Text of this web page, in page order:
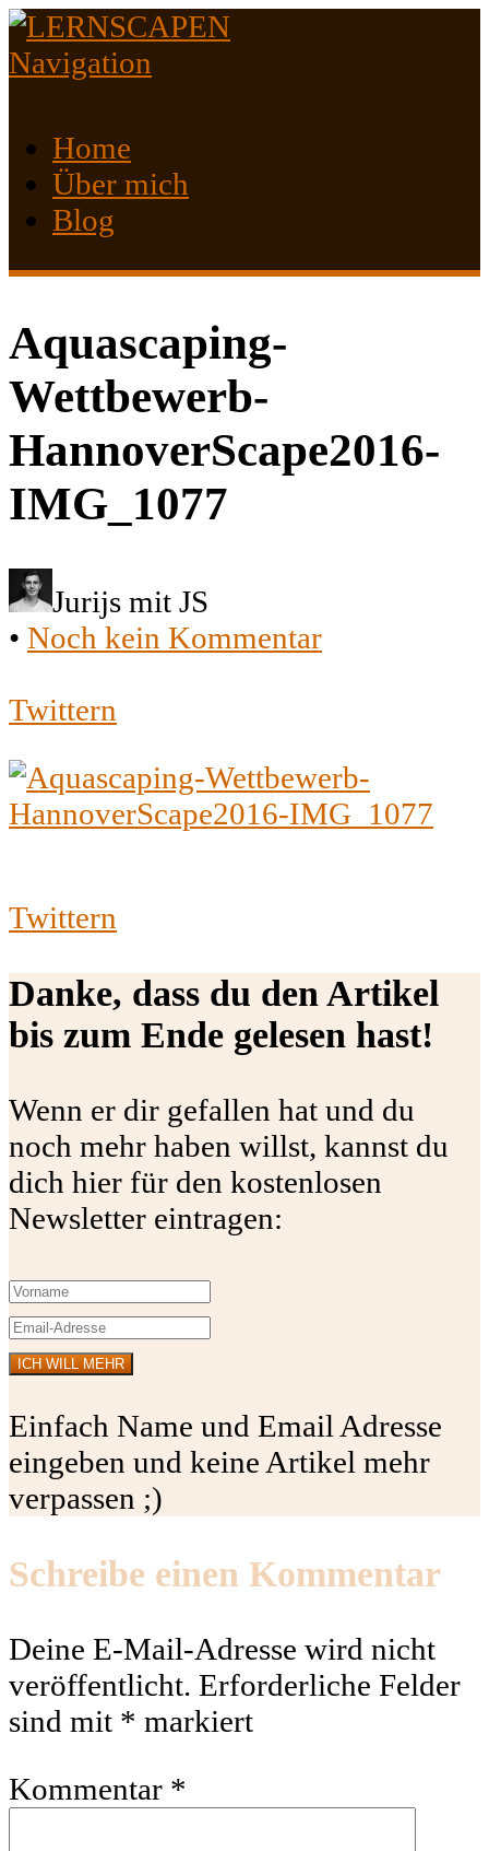
Navigation
Home
Über mich
Blog
Aquascaping-
Wettbewerb-
HannoverScape2016-
IMG_1077
Jurijs mit JS
• Noch kein Kommentar
Twittern
Twittern
Danke, dass du den Artikel
bis zum Ende gelesen hast!
Wenn er dir gefallen hat und du
noch mehr haben willst, kannst du
dich hier für den kostenlosen
Newsletter eintragen:
Einfach Name und Email Adresse
eingeben und keine Artikel mehr
verpassen ;)
Schreibe einen Kommentar
Deine E-Mail-Adresse wird nicht
veröffentlicht. Erforderliche Felder
sind mit * markiert
Kommentar *